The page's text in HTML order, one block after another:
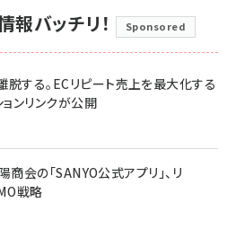
バッチリ！ Sponsored
脱する。ECリピート売上を最大化する
ンリンクが公開
会の「SANYO公式アプリ」、リ
戦略